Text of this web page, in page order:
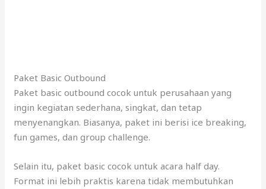
Paket Basic Outbound
Paket basic outbound cocok untuk perusahaan yang
ingin kegiatan sederhana, singkat, dan tetap
menyenangkan. Biasanya, paket ini berisi ice breaking,
fun games, dan group challenge.
Selain itu, paket basic cocok untuk acara half day.
Format ini lebih praktis karena tidak membutuhkan